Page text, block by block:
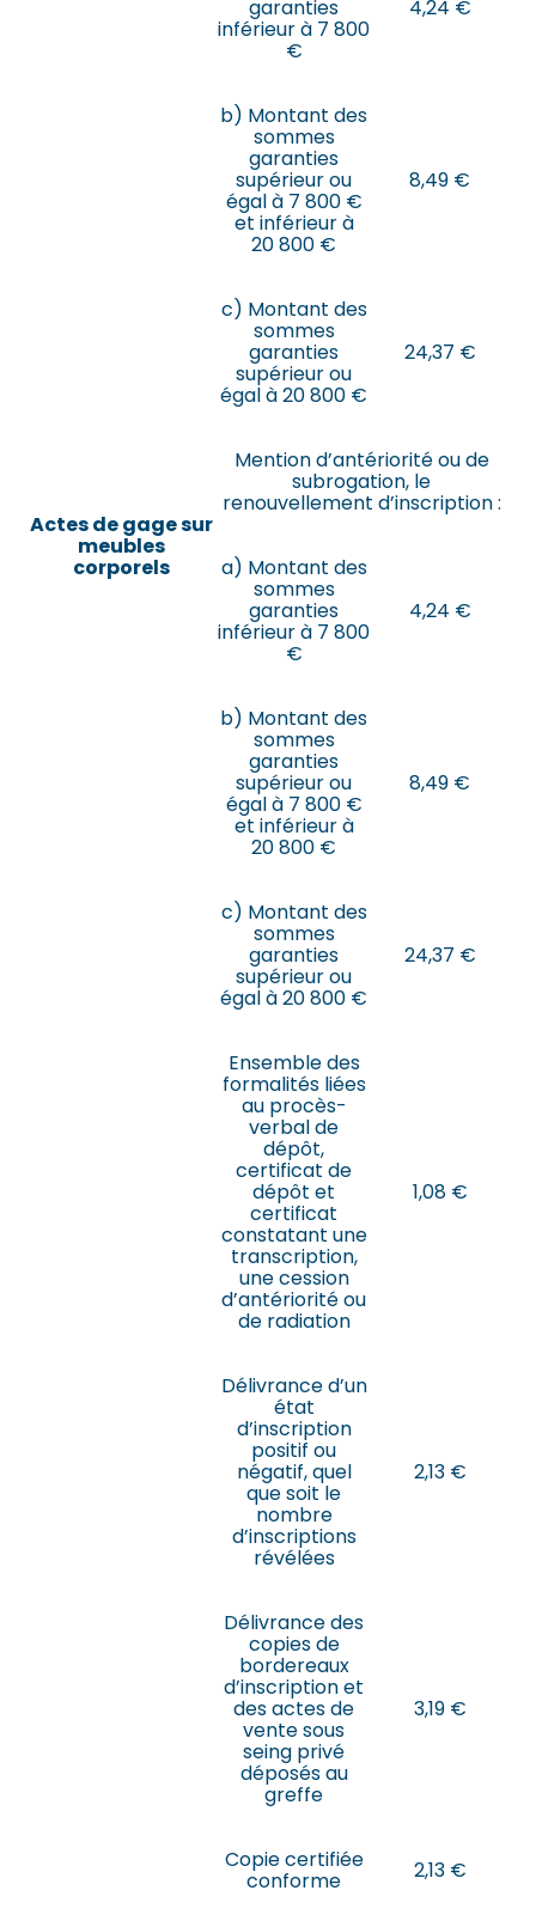
Actes de gage sur
meubles
corporels
garanties
inférieur à 7 800
€
4,24 €
b) Montant des
sommes
garanties
supérieur ou
égal à 7 800 €
et inférieur à
20 800 €
8,49 €
c) Montant des
sommes
garanties
supérieur ou
égal à 20 800 €
24,37 €
Mention d’antériorité ou de
subrogation, le
renouvellement d’inscription :
a) Montant des
sommes
garanties
inférieur à 7 800
€
4,24 €
b) Montant des
sommes
garanties
supérieur ou
égal à 7 800 €
et inférieur à
20 800 €
8,49 €
c) Montant des
sommes
garanties
supérieur ou
égal à 20 800 €
24,37 €
Ensemble des
formalités liées
au procès-
verbal de
dépôt,
certificat de
dépôt et
certificat
constatant une
transcription,
une cession
d’antériorité ou
de radiation
1,08 €
Délivrance d’un
état
d’inscription
positif ou
négatif, quel
que soit le
nombre
d’inscriptions
révélées
2,13 €
Délivrance des
copies de
bordereaux
d’inscription et
des actes de
vente sous
seing privé
déposés au
greffe
3,19 €
Copie certifiée
conforme 2,13 €